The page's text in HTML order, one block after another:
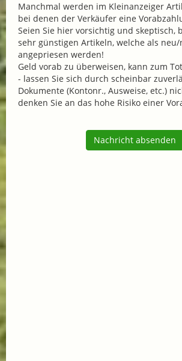
Manchmal werden im Kleinanzeiger
bei denen der Verkäufer eine
Seien Sie hier vorsichtig und skeptisch,
sehr günstigen Artikeln, welche als
angepriesen werden!
Geld vorab zu überweisen, kann zum
- lassen Sie sich durch scheinbar
Dokumente (Kontonr., Ausweise, etc.)
denken Sie an das hohe Risiko einer
Nachricht absenden